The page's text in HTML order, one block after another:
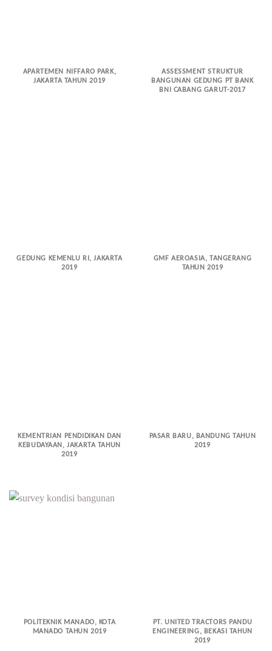
APARTEMEN NIFFARO PARK,
JAKARTA TAHUN 2019
ASSESSMENT STRUKTUR
BANGUNAN GEDUNG PT BANK
BNI CABANG GARUT-2017
GEDUNG KEMENLU RI, JAKARTA
2019
GMF AEROASIA, TANGERANG
TAHUN 2019
KEMENTRIAN PENDIDIKAN DAN
KEBUDAYAAN, JAKARTA TAHUN
2019
PASAR BARU, BANDUNG TAHUN
2019
POLITEKNIK MANADO, KOTA
MANADO TAHUN 2019
PT. UNITED TRACTORS PANDU
ENGINEERING, BEKASI TAHUN
2019